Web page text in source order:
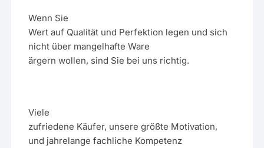
Wenn Sie
Wert auf Qualität und Perfektion legen und sich
nicht über mangelhafte Ware
ärgern wollen, sind Sie bei uns richtig.
Viele
zufriedene Käufer, unsere größte Motivation,
und jahrelange fachliche Kompetenz